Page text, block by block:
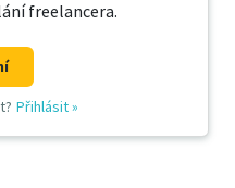
freelancera.
Přihlásit»